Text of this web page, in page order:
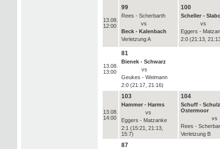
13.08.
12:00
99
Rees - Scherbarth
vs
Beck - Kalenbach
Verletzung A
100
Scheller -
vs
Eggers -
2:0 (21:13,
13.08.
13:00
81
Bienek - Schwarz
vs
Geukes - Weimann
2:0 (21:17, 21:16)
13.08.
14:00
103
Hammer - Harms
vs
Eggers - Matzanke
2:1 (15:21, 21:13,
15:7)
104
Schuff -
Ostermoor
vs
Rees -
Verletzung B
87